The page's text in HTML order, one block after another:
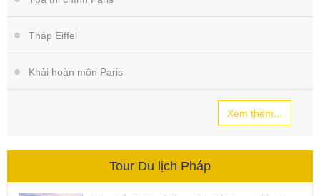
Tháp Eiffel
Khải hoàn môn Paris
Xem thêm...
Tour Du lịch Pháp